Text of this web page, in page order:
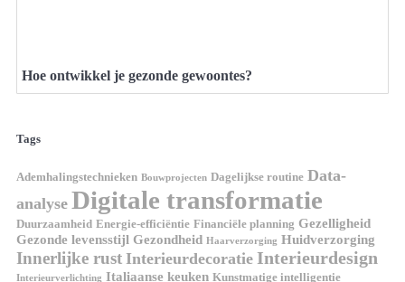
Hoe ontwikkel je gezonde gewoontes?
Tags
Ademhalingstechnieken Bouwprojecten Dagelijkse routine Data-
analyse Digitale transformatie
Duurzaamheid Energie-efficiëntie Financiële planning Gezelligheid
Gezonde levensstijl Gezondheid Haarverzorging Huidverzorging
Innerlijke rust Interieurdecoratie Interieurdesign
Interieurverlichting Italiaanse keuken Kunstmatige intelligentie